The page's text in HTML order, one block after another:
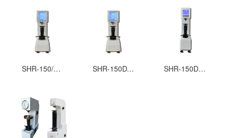
SHR-150/45DT数显全洛氏硬度计 SHR-150DT触摸屏数显洛氏硬度计 SHR-150D数显洛氏硬度计